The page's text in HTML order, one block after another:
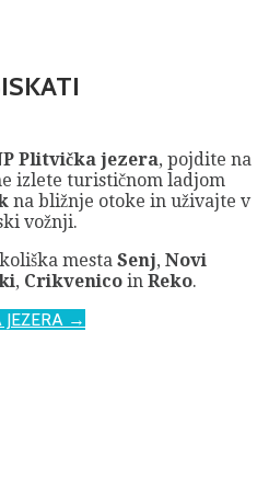
Plitvička jezera, pojdite na
izlete turističnom ladjom
na bližnje otoke in uživajte v
vožnji.
mesta Senj, Novi
, Crikvenico in Reko.
JEZERA →